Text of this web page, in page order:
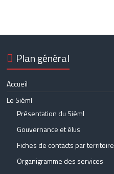
Plan général
Accueil
Le Siéml
Présentation du Siéml
Gouvernance et élus
Fiches de contacts par territoire
Organigramme des services